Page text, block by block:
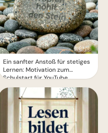
Ein sanfter Anstoß für stetiges
Lernen: Motivation zum
Schulstart für YouTube.